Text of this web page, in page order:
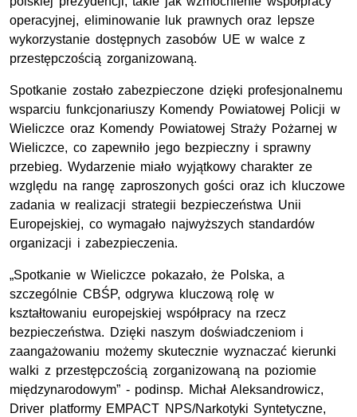
operacyjnej, eliminowanie luk prawnych oraz lepsze
wykorzystanie dostępnych zasobów UE w walce z
przestępczością zorganizowaną.
Spotkanie zostało zabezpieczone dzięki profesjonalnemu
wsparciu funkcjonariuszy Komendy Powiatowej Policji w
Wieliczce oraz Komendy Powiatowej Straży Pożarnej w
Wieliczce, co zapewniło jego bezpieczny i sprawny
przebieg. Wydarzenie miało wyjątkowy charakter ze
względu na rangę zaproszonych gości oraz ich kluczowe
zadania w realizacji strategii bezpieczeństwa Unii
Europejskiej, co wymagało najwyższych standardów
organizacji i zabezpieczenia.
„Spotkanie w Wieliczce pokazało, że Polska, a
szczególnie CBŚP, odgrywa kluczową rolę w
kształtowaniu europejskiej współpracy na rzecz
bezpieczeństwa. Dzięki naszym doświadczeniom i
zaangażowaniu możemy skutecznie wyznaczać kierunki
walki z przestępczością zorganizowaną na poziomie
międzynarodowym” - podinsp. Michał Aleksandrowicz,
Driver platformy EMPACT NPS/Narkotyki Syntetyczne,